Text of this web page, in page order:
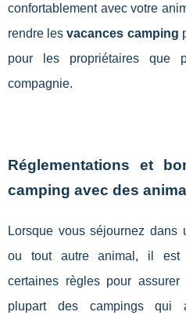
confortablement avec votre
rendre lesvacances camping
pour les propriétaires que
compagnie.
Réglementations et
camping avec des
Lorsque vous séjournez dans
ou tout autre animal, il est
certaines règles pour
plupart des campings qui